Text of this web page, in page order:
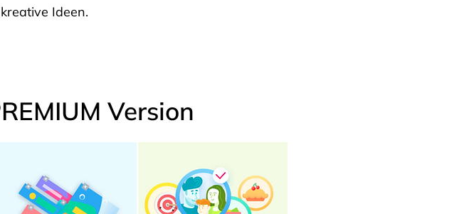
kreative Ideen.
Version